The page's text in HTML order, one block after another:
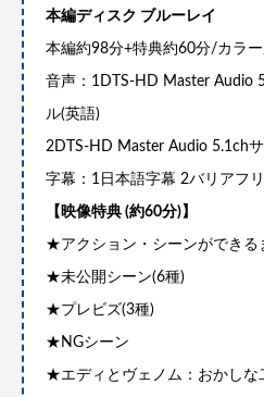
本編ディスク ブルーレイ
本編約98分+特典約60分/カラ
音声：1DTS-HD Master Audio
ル(英語)
2DTS-HD Master Audio 5.1ch
字幕：1日本語字幕 2バリアフ
【映像特典 (約60分)】
★アクション・シーンができる
★未公開シーン(6種)
★プレビズ(3種)
★NGシーン
★エディとヴェノム：おかしな